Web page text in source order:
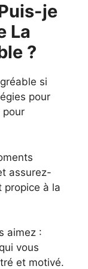
je
La
?
si
pour
pour
assurez-
propice à la
aimez :
vous
et motivé.